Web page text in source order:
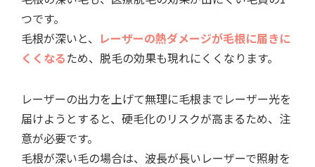
つです。
毛根が深いと、 レーザーの熱ダメージが毛根に届きに
くくなるため、脱毛の効果も現れにくくなります。
レーザーの出力を上げて無理に毛根までレーザー光を
届けようとすると、硬毛化のリスクが高まるため、注
意が必要です。
毛根が深い毛の場合は、波長が長いレーザーで照射を